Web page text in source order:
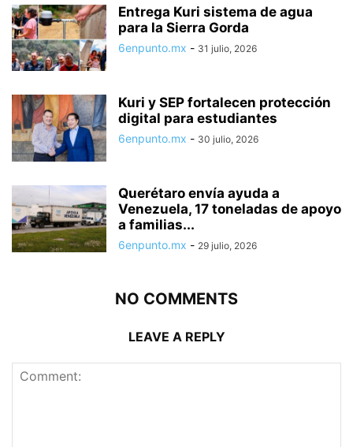
Entrega Kuri sistema de agua
para la Sierra Gorda
6enpunto.mx - 31 julio, 2026
Kuri y SEP fortalecen protección
digital para estudiantes
6enpunto.mx - 30 julio, 2026
Querétaro envía ayuda a
Venezuela, 17 toneladas de apoyo
a familias...
6enpunto.mx - 29 julio, 2026
NO COMMENTS
LEAVE A REPLY